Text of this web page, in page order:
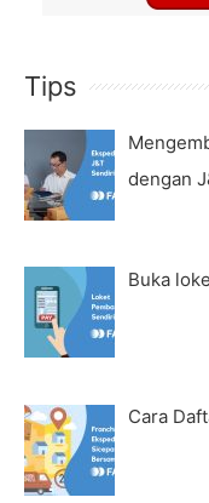
Tips
dengan
Buka
Cara